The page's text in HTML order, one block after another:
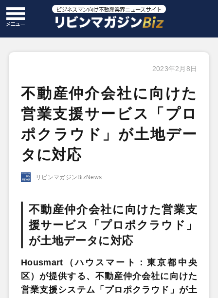
2023年2月8日
不動産仲介会社に向けた
営業支援サービス「プロ
ポクラウド」が土地デー
タに対応
リビンマガジンBizNews
不動産仲介会社に向けた営業支
援サービス「プロポクラウド」
が土地データに対応
Housmart（ハウスマート：東京都中央
区）が提供する、不動産仲介会社に向けた
営業支援システム「プロポクラウド」が土